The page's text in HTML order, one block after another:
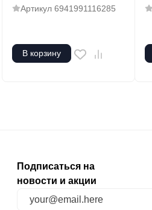
Артикул 6941991116285
В корзину
Подписаться на
новости и акции